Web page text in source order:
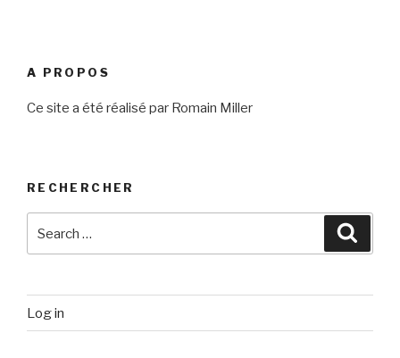
A PROPOS
Ce site a été réalisé par Romain Miller
RECHERCHER
for:
Log in